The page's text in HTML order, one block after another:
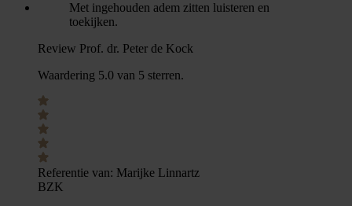
Met ingehouden adem zitten luisteren en
toekijken.
Review Prof. dr. Peter de Kock
Waardering 5.0 van 5 sterren.
Referentie van: Marijke Linnartz
BZK